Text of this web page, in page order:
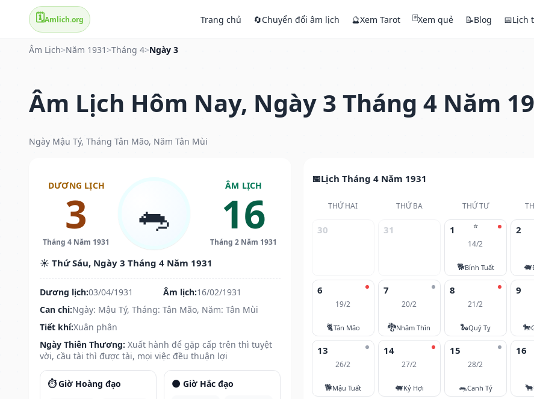
🗓️Amlich.org Trang chủ 🔄Chuyển đổi âm lịch 🔮Xem Tarot 🃏Xem quẻ 📝Blog 📅Lịch
Âm Lịch>Năm 1931 >Tháng 4>Ngày 3
Âm Lịch Hôm Nay, Ngày 3 Tháng 4 Năm
Ngày Mậu Tý, Tháng Tân Mão, Năm Tân Mùi
DƯƠNG LỊCH
3
Tháng 4 Năm 1931
🐀
ÂM LỊCH
16
Tháng 2 Năm 1931
☀️ Thứ Sáu, Ngày 3 Tháng 4 Năm 1931
Dương lịch:03/04/1931 Âm lịch:16/02/1931
Can chi:Ngày: Mậu Tý, Tháng: Tân Mão, Năm: Tân Mùi
Tiết khí:Xuân phân
Ngày Thiên Thương: Xuất hành để gặp cấp trên thì tuyệt
vời, cầu tài thì được tài, mọi việc đều thuận lợi
⏱️ Giờ Hoàng đạo 🌑 Giờ Hắc đạo
Lịch Tháng 4 Năm 1931
THỨ HAI THỨ BA THỨ TƯ
30 31 ⭐
1
14/2
🐕Bính Tuất
2
🐖
6
19/2
🐈Tân Mão
7
20/2
🐉Nhâm Thìn
8
21/2
🐍Quý Tỵ
9
🐎
13
26/2
🐕Mậu Tuất
14
27/2
🐖Kỷ Hợi
15
28/2
🐀Canh Tý
16
🐂